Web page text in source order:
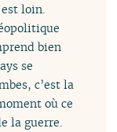
loin.
bien
se
c’est la
où ce
la guerre.